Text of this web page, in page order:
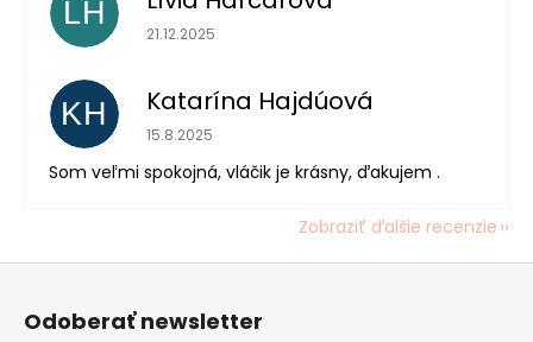
LH Hodnotenie obchodu je 5 z 5 hviezdičiek.
21.12.2025
KH Katarína Hajdúová
Hodnotenie obchodu je 5 z 5 hviezdičiek.
15.8.2025
Som veľmi spokojná, vláčik je krásny, ďakujem .
Zobraziť ďalšie recenzie
Odoberať newsletter